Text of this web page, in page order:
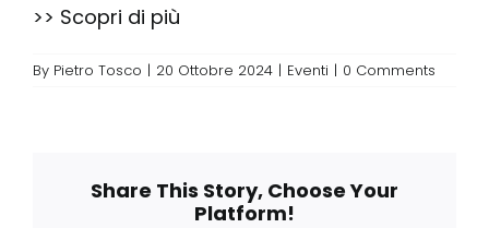
>> Scopri di più
By Pietro Tosco | 20 Ottobre 2024 | Eventi | 0 Comments
Share This Story, Choose Your
Platform!